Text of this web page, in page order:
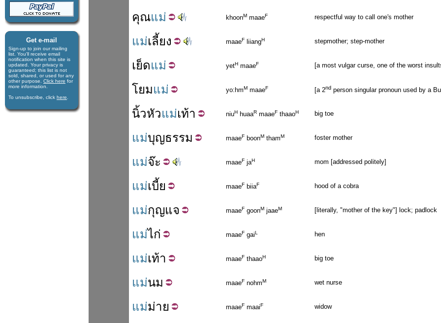
Get e-mail
Sign-up to join our mail­ing
list. You'll receive e­mail
notification when this site is
updated. Your privacy is
guaran­teed; this list is not
sold, shared, or used for any
other purpose. Click here for
more infor­mation.
To unsubscribe, click here
คุณแม่ khoonM maaeF respectful way to call one's mother
แม่เลี้ยง maaeF liiangH stepmother; step-mother
เย็ดแม่ yetH maaeF [a most vulgar curse, one of the worst
โยมแม่ yo:hmM maaeF [a 2nd person singular pronoun used by a
นิ้วหัวแม่เท้า niuH huaaR maaeF thaaoH big toe
แม่บุญธรรม maaeF boonM thamM foster mother
แม่จ๊ะ maaeF jaH mom [addressed politely]
แม่เบี้ย maaeF biiaF hood of a cobra
แม่กุญแจ maaeF goonM jaaeM [literally, "mother of the key"] lock; padlock
แม่ไก่ maaeF gaiL hen
แม่เท้า maaeF thaaoH big toe
แม่นม maaeF nohmM wet nurse
แม่ม่าย maaeF maaiF widow